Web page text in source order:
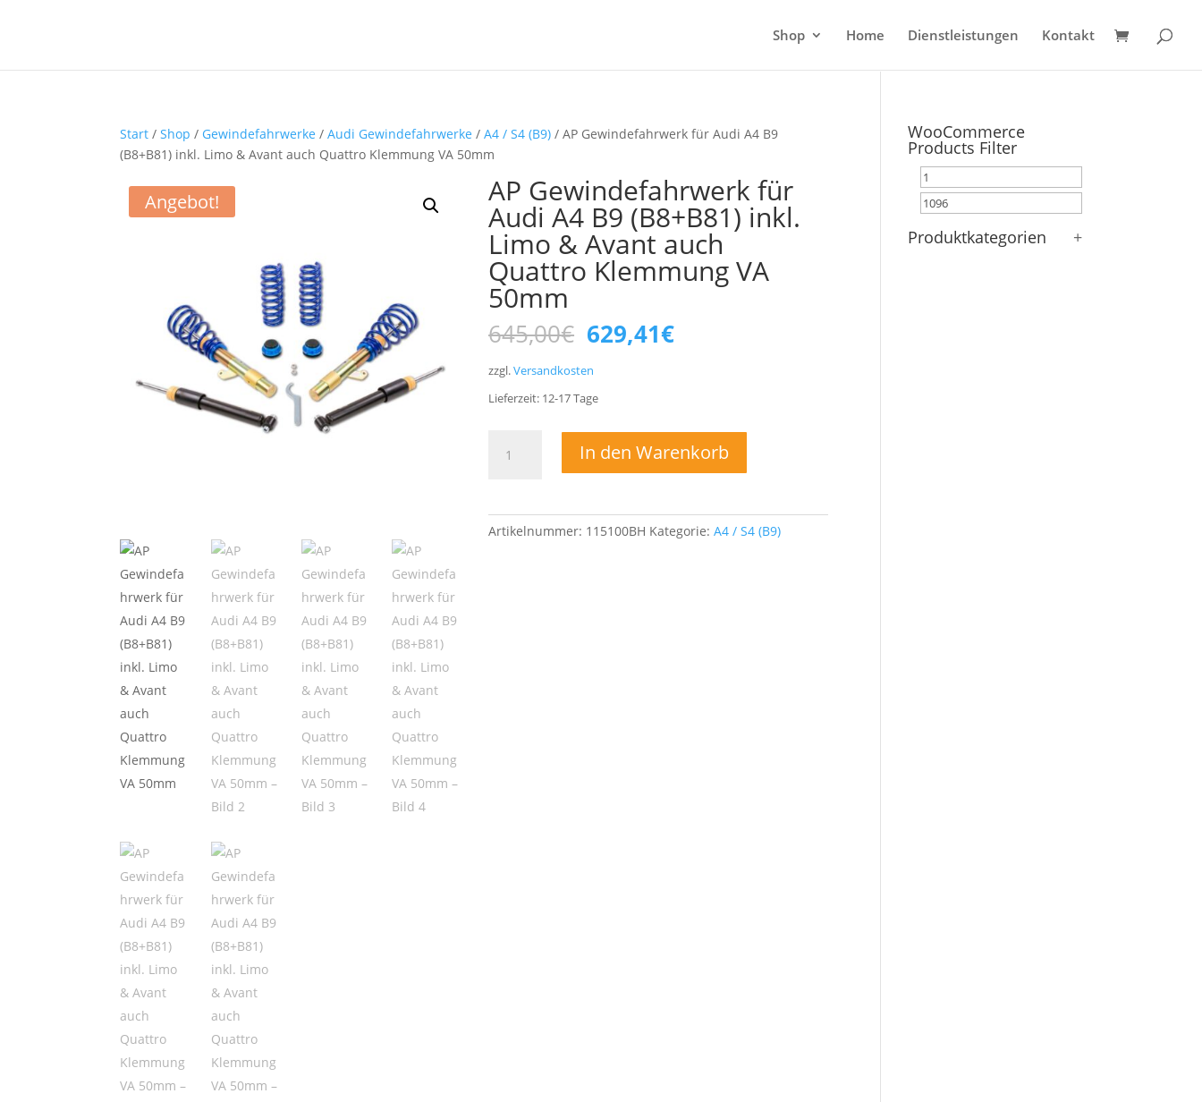
Shop Home Dienstleistungen Kontakt
Start /Shop / Gewindefahrwerke /Audi Gewindefahrwerke /A4 / S4 (B9) / AP Gewindefahrwerk für Audi A4 B9
(B8+B81) inkl. Limo & Avant auch Quattro Klemmung VA 50mm
Angebot! AP Gewindefahrwerk für
Audi A4 B9 (B8+B81) inkl.
Limo & Avant auch
Quattro Klemmung VA
50mm
645,00€ Ursprünglicher
Preis
war:
645,00€
629,41€Aktueller
zzgl.Versandkosten
Lieferzeit: 12-17Tage
GewindefahrwerkIn den Warenkorb
Artikelnummer: 115100BH Kategorie:A4 / S4 (B9)
WooCommerce
Products Filter
Produktkategorien +